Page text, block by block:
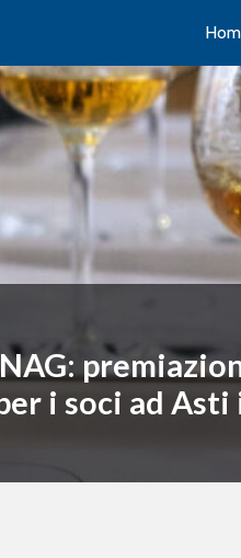
i soci ad Asti